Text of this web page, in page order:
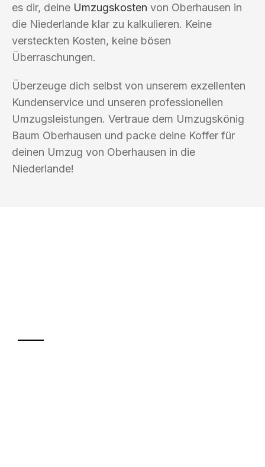
es dir, deine Umzugskosten von Oberhausen in
die Niederlande klar zu kalkulieren. Keine
versteckten Kosten, keine bösen
Überraschungen.
Überzeuge dich selbst von unserem exzellenten
Kundenservice und unseren professionellen
Umzugsleistungen. Vertraue dem Umzugskönig
Baum Oberhausen und packe deine Koffer für
deinen Umzug von Oberhausen in die
Niederlande!